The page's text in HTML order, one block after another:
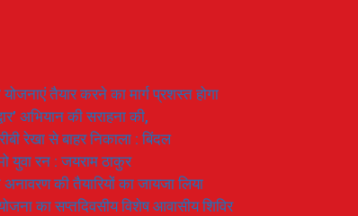
तैयार करने का मार्ग प्रशस्त होगा
अभियान की सराहना की,
रेखा से बाहर निकाला : बिंदल
युवा रन : जयराम ठाकुर
की तैयारियों का जायजा लिया
का सप्तदिवसीय विशेष आवासीय शिविर